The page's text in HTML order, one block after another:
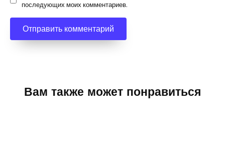
последующих моих комментариев.
Вам также может понравиться